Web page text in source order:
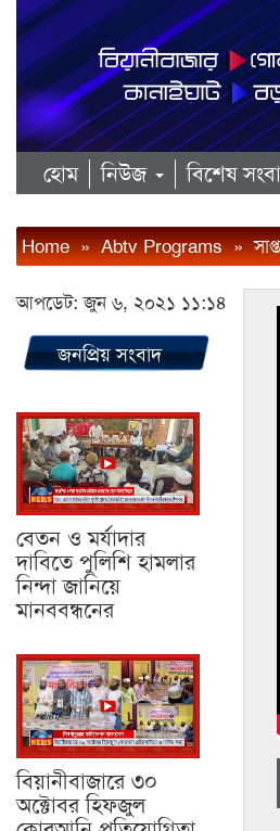
হোম নিউজ বিশেষ
Home » Abtv Programs »
আপডেট: জুন ৬, ২০২১ ১১:১৪
জনপ্রিয় সংবাদ
বেতন ও মর্যাদার
দাবিতে পুলিশি হামলার
নিন্দা জানিয়ে
মানববন্ধনের
বিয়ানীবাজারে ৩০
অক্টোবর হিফজুল